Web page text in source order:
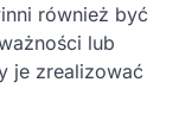
również być
lub
je zrealizować